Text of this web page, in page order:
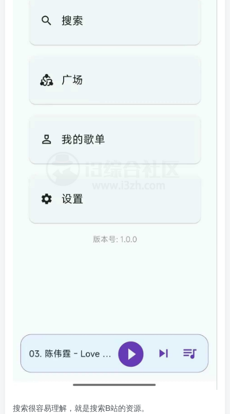
搜索很容易理解，就是搜索B站的资源。